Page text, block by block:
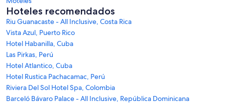
Hoteles recomendados
Riu Guanacaste - All Inclusive, Costa Rica
Vista Azul, Puerto Rico
Hotel Habanilla, Cuba
Las Pirkas, Perú
Hotel Atlantico, Cuba
Hotel Rustica Pachacamac, Perú
Riviera Del Sol Hotel Spa, Colombia
Barceló Bávaro Palace - All Inclusive, República Dominicana